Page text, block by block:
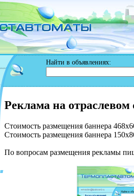
Найти в объявлениях:
Реклама на
Стоимость размещения баннера
Стоимость размещения баннера
По вопросам размещения рекламы